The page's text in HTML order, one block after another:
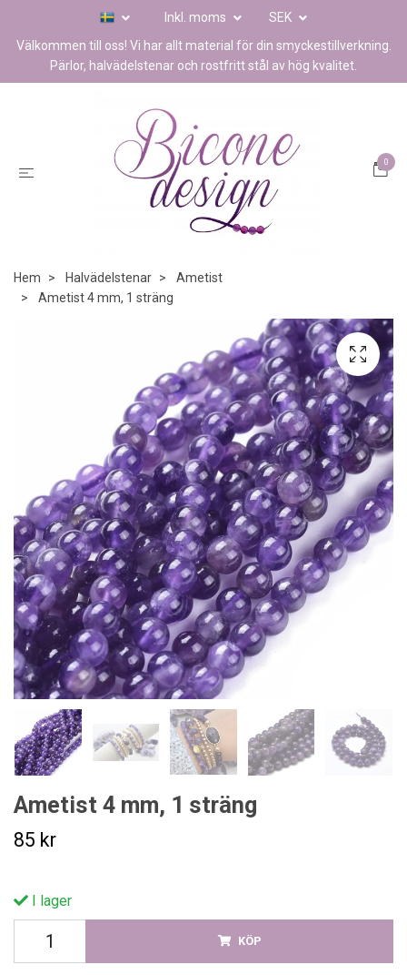
Inkl. moms
SEK
Välkommen till oss! Vi har allt material för din smyckestillverkning.
Pärlor, halvädelstenar och rostfritt stål av hög kvalitet.
0
Hem Halvädelstenar
Ametist
Ametist 4 mm, 1 sträng
Ametist 4 mm, 1 sträng
85 kr
I lager
KÖP